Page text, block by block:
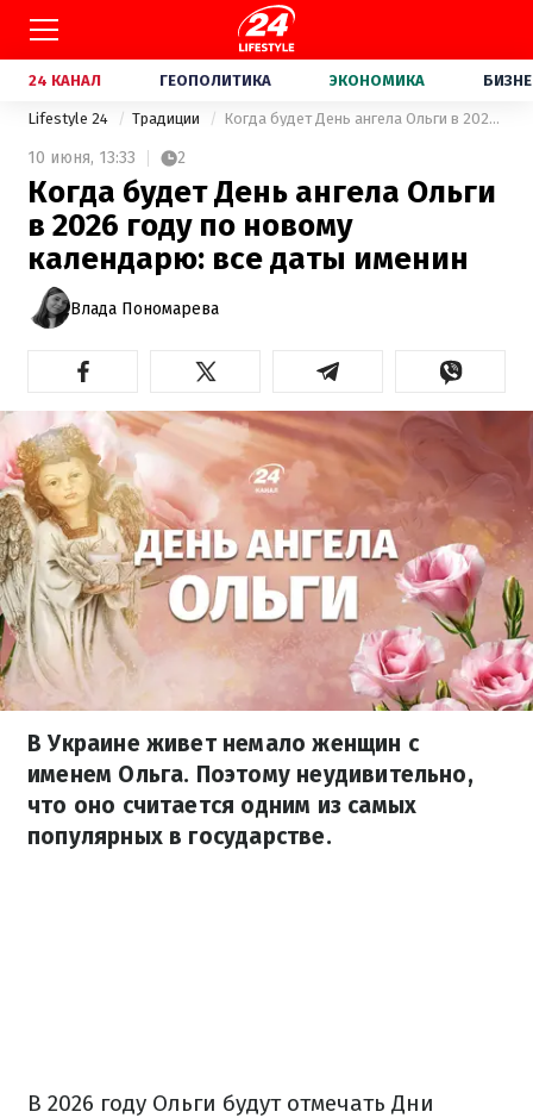
24 КАНАЛ ГЕОПОЛИТИКА ЭКОНОМИКА
Lifestyle 24 Традиции Когда будет День ангела Ольги в 2026 году по новому календарю: все даты именин
10 июня, 13:33 2
Когда будет День ангела Ольги
в 2026 году по новому
календарю: все даты именин
Влада Пономарева
В Украине живет немало женщин с
именем Ольга. Поэтому неудивительно,
что оно считается одним из самых
популярных в государстве.
В 2026 году Ольги будут отмечать Дни